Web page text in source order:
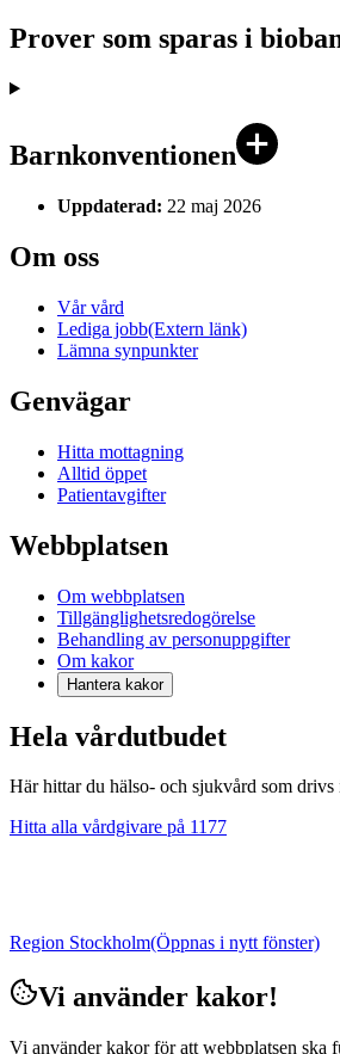
Prover som sparas i
Barnkonventionen
Uppdaterad: 22 maj 2026
Om oss
Vår vård
Lediga jobb(Extern länk)
Lämna synpunkter
Genvägar
Hitta mottagning
Alltid öppet
Patientavgifter
Webbplatsen
Om webbplatsen
Tillgänglighetsredogörelse
Behandling av personuppgifter
Om kakor
Hantera kakor
Hela vårdutbudet
Här hittar du hälso- och sjukvård som
Hitta alla vårdgivare på 1177
Region Stockholm(Öppnas i nytt fönster)
Vi använder kakor!
Vi använder kakor för att webbplatsen ska